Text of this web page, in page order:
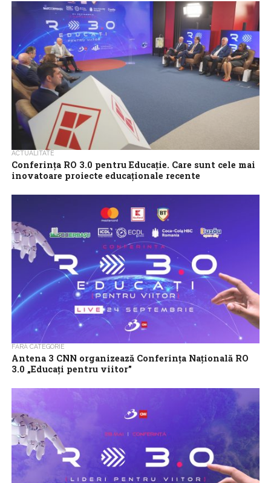
Conferința Națională RO 3.0 „RECHARGE THE POWER 2025 –
Energie, Bunăstare, Dezvoltare, Sustenabilitate” a avut loc pe 12
martie 2025 de la ora 09:30...
ACTUALITATE
Conferința RO 3.0 pentru Educație. Care sunt cele mai
inovatoare proiecte educaționale recente
FĂRĂ CATEGORIE
Antena 3 CNN organizează Conferința Națională RO
3.0 „Educați pentru viitor”
conferințe...